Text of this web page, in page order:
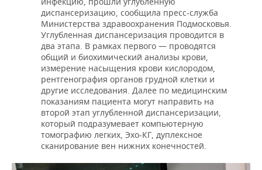
диспансеризацию, сообщила пресс-служба
Министерства здравоохранения Подмосковья.
Углубленная диспансеризация проводится в
два этапа. В рамках первого — проводятся
общий и биохимический анализы крови,
измерение насыщения крови кислородом,
рентгенография органов грудной клетки и
другие исследования. Далее по медицинским
показаниям пациента могут направить на
второй этап углубленной диспансеризации,
который подразумевает компьютерную
томографию легких, Эхо-КГ, дуплексное
сканирование вен нижних конечностей.